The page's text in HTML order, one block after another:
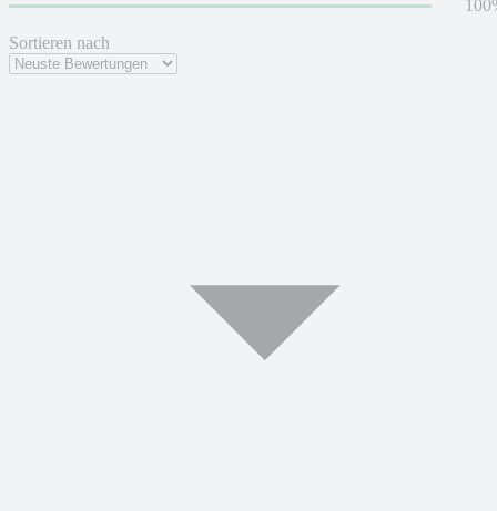
Sortieren nach